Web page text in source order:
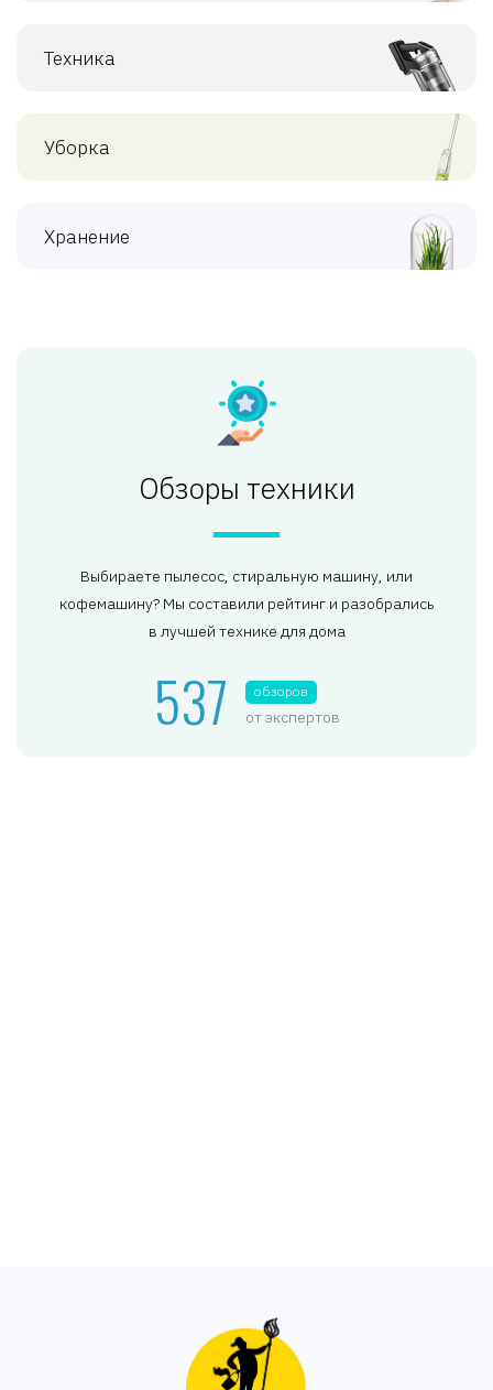
Техника
Уборка
Хранение
Обзоры техники
Выбираете пылесос, стиральную машину, или
кофемашину? Мы составили рейтинг и разобрались
в лучшей технике для дома
537 обзоров
от экспертов